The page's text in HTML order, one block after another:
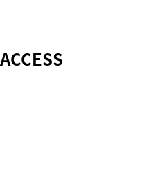
ACCESS